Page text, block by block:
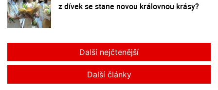
z dívek se stane novou královnou krásy?
Další nejčtenější
Další články